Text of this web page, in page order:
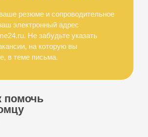
резюме и сопроводительное
электронный адрес
Не забудьте указать
на которую вы
в теме письма.
помочь